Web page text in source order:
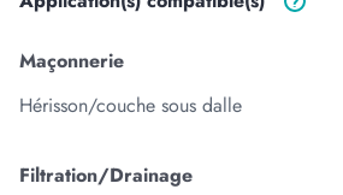
Maçonnerie
Hérisson/couche sous dalle
Filtration/Drainage
Volume : 0m
Ajouter une forme